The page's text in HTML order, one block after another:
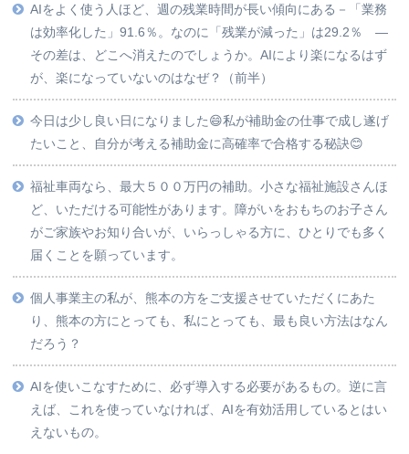
AIをよく使う人ほど、週の残業時間が長い傾向にある－「業務
は効率化した」91.6％。なのに「残業が減った」は29.2％ ―
その差は、どこへ消えたのでしょうか。AIにより楽になるはず
が、楽になっていないのはなぜ？（前半）
今日は少し良い日になりました😄私が補助金の仕事で成し遂げ
たいこと、自分が考える補助金に高確率で合格する秘訣😊
福祉車両なら、最大５００万円の補助。小さな福祉施設さんほ
ど、いただける可能性があります。障がいをおもちのお子さん
がご家族やお知り合いが、いらっしゃる方に、ひとりでも多く
届くことを願っています。
個人事業主の私が、熊本の方をご支援させていただくにあた
り、熊本の方にとっても、私にとっても、最も良い方法はなん
だろう？
AIを使いこなすために、必ず導入する必要があるもの。逆に言
えば、これを使っていなければ、AIを有効活用しているとはい
えないもの。